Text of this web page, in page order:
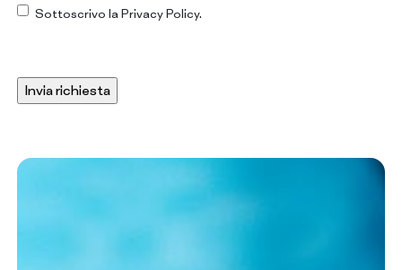
Consenso
Sottoscrivo la Privacy Policy.